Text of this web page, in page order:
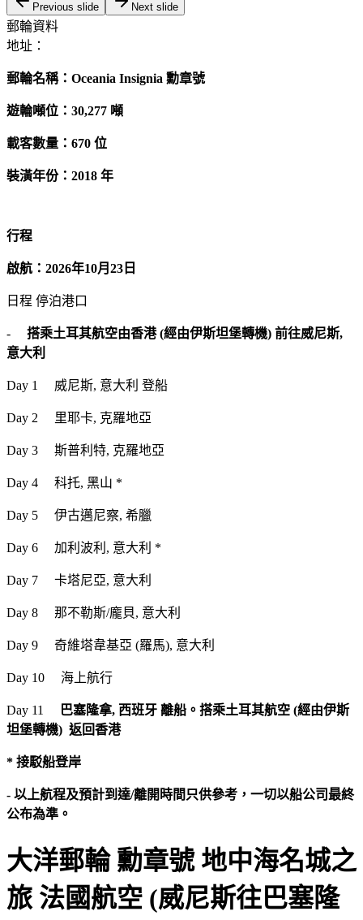
Previous slide Next slide
郵輪資料
地址：
郵輪名稱：Oceania Insignia 勳章號
遊輪噸位：30,277 噸
載客數量：670 位
裝潢年份：2018 年
行程
啟航：2026年10月23日
日程 停泊港口
- 搭乘土耳其航空由香港 (經由伊斯坦堡轉機) 前往威尼斯,
意大利
Day 1 威尼斯, 意大利 登船
Day 2 里耶卡, 克羅地亞
Day 3 斯普利特, 克羅地亞
Day 4 科托, 黑山 *
Day 5 伊古邁尼察, 希臘
Day 6 加利波利, 意大利 *
Day 7 卡塔尼亞, 意大利
Day 8 那不勒斯/龐貝, 意大利
Day 9 奇維塔韋基亞 (羅馬), 意大利
Day 10 海上航行
Day 11
巴塞隆拿, 西班牙 離船。搭乘土耳其航空 (經由伊斯
坦堡轉機) 返回香港
* 接駁船登岸
- 以上航程及預計到達/離開時間只供參考，一切以船公司最終
公布為準。
大洋郵輪 勳章號 地中海名城之
旅 法國航空 (威尼斯往巴塞隆